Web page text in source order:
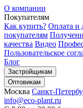
О компании
Покупателям
Как купить? Оплата и
покупателям
качества Видео
Пользовательское
Блог
Застройщикам
Оптовикам
Москва Санкт-
info@eco-plant.ru